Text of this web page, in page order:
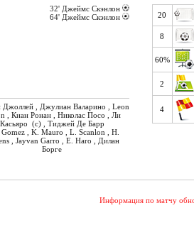
32' Джеймс Скэнлон
64' Джеймс Скэнлон
Джоллей , Джулиан Валарино , Leon
, Киан Ронан , Николас Посо , Ли
Касьяро (c) , Тиджей Де Барр
Gomez , K. Mauro , L. Scanlon , H.
, Jayvan Garro , E. Haro , Дилан
Борге
20
8
60%
2
4
Информация по матчу